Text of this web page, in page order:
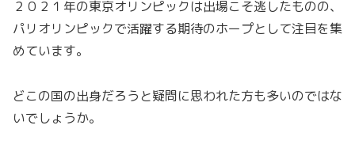
２０２１年の東京オリンピックは出場こそ逃したものの、
パリオリンピックで活躍する期待のホープとして注目を集
めています。
どこの国の出身だろうと疑問に思われた方も多いのではな
いでしょうか。